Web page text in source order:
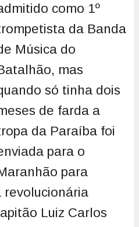
como 1º
da Banda
Música do
mas
só tinha dois
de farda a
da Paraíba foi
para o
para
revolucionária
Luiz Carlos